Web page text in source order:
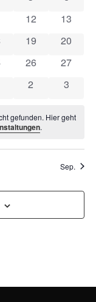
UND
0
12 0
13
0
19 0
20
0
26 0
27
0
2 0
3
gefunden. Hier geht
.
Sep.